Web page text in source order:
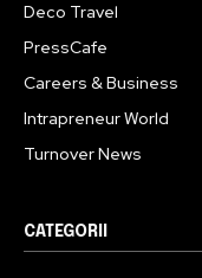
Deco Travel
PressCafe
Careers & Business
Intrapreneur World
Turnover News
CATEGORII